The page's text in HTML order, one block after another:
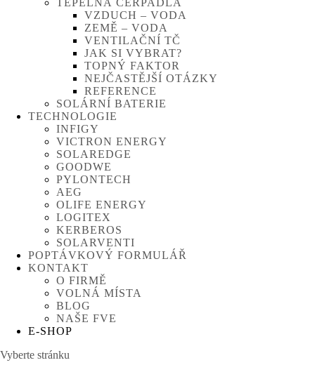
TEPELNÁ ČERPADLA
VZDUCH – VODA
ZEMĚ – VODA
VENTILAČNÍ TČ
JAK SI VYBRAT?
TOPNÝ FAKTOR
NEJČASTĚJŠÍ OTÁZKY
REFERENCE
SOLÁRNÍ BATERIE
TECHNOLOGIE
INFIGY
VICTRON ENERGY
SOLAREDGE
GOODWE
PYLONTECH
AEG
OLIFE ENERGY
LOGITEX
KERBEROS
SOLARVENTI
POPTÁVKOVÝ FORMULÁŘ
KONTAKT
O FIRMĚ
VOLNÁ MÍSTA
BLOG
NAŠE FVE
E-SHOP
Vyberte stránku